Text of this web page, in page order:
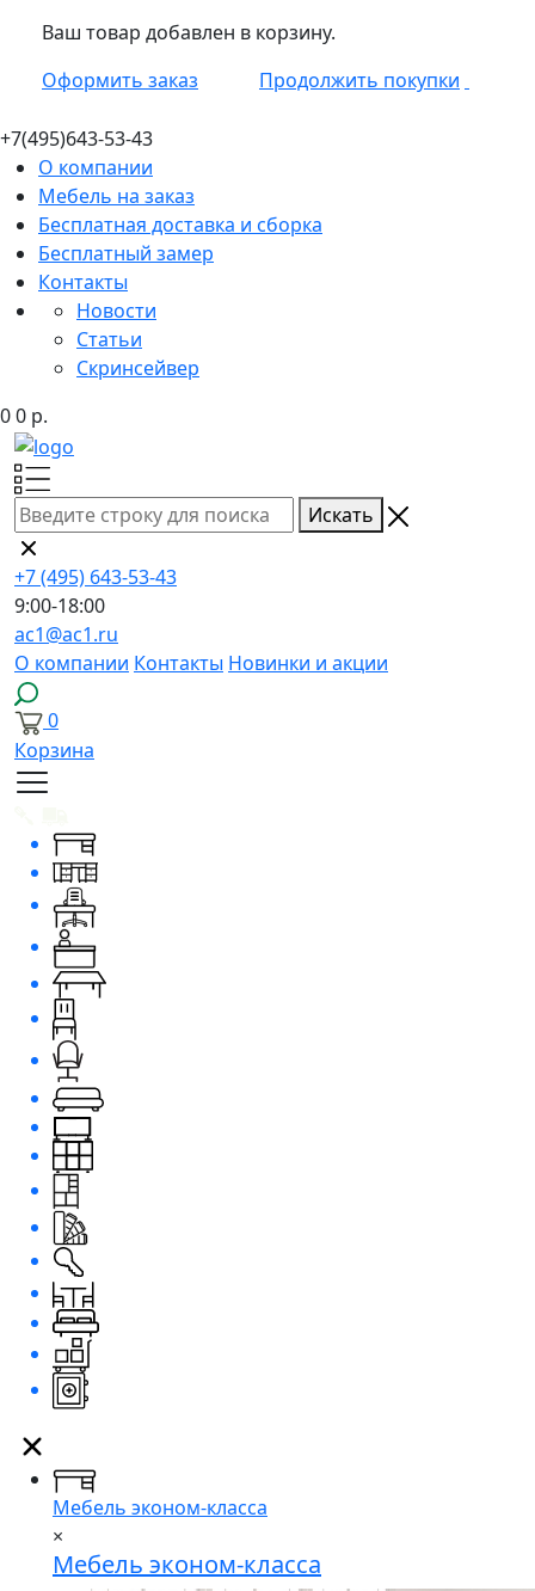
Ваш товар добавлен в корзину.
Оформить заказ
Продолжить покупки
+7(495)643-53-43
О компании
Мебель на заказ
Бесплатная доставка и сборка
Бесплатный замер
Контакты
Новости
Статьи
Скринсейвер
00 р.
Искать
+7 (495) 643-53-43
9:00-18:00
ac1@ac1.ru
О компании Контакты Новинки и акции
0
Корзина
Мебель эконом-класса
×
Мебель эконом-класса